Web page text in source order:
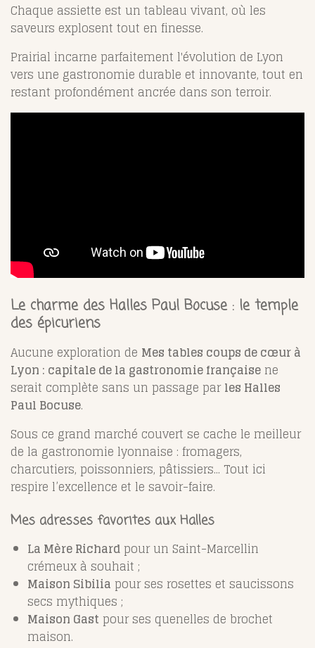
Chaque assiette est un tableau vivant, où les
saveurs explosent tout en finesse.
Prairial incarne parfaitement l'évolution de Lyon
vers une gastronomie durable et innovante, tout en
restant profondément ancrée dans son terroir.
Le charme des Halles Paul Bocuse : le temple
des épicuriens
Aucune exploration de Mes tables coups de cœur à
Lyon : capitale de la gastronomie française ne
serait complète sans un passage parles Halles
Paul Bocuse.
Sous ce grand marché couvert se cache le meilleur
de la gastronomie lyonnaise : fromagers,
charcutiers, poissonniers, pâtissiers... Tout ici
respire l’excellence et le savoir-faire.
Mes adresses favorites aux Halles
La Mère Richard pour un Saint-Marcellin
crémeux à souhait ;
Maison Sibilia pour ses rosettes et saucissons
secs mythiques ;
Maison Gast pour ses quenelles de brochet
maison.